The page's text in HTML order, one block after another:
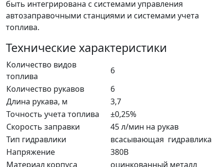
быть интегрирована с системами управления
автозаправочными станциями и системами учета
топлива.
Технические характеристики
Количество видов
топлива
6
Количество рукавов
6
Длина рукава, м
3,7
Точность учета топлива
±0,25%
Скорость заправки
45 л/мин на рукав
Тип гидравлики
всасывающая гидравлика
Напряжение
380В
Материал корпуса
оцинкованный металл